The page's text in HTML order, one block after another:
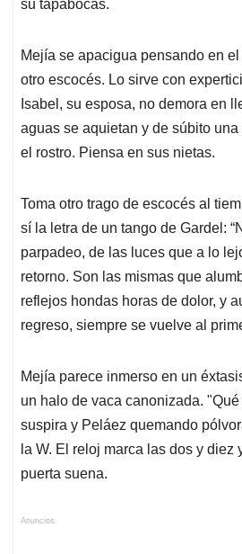
su tapabocas.
Mejía se apacigua pensando en
otro escocés. Lo sirve con
Isabel, su esposa, no demora en
aguas se aquietan y de súbito
el rostro. Piensa en sus nietas.
Toma otro trago de escocés al
sí la letra de un tango de Gardel:
parpadeo, de las luces que a lo
retorno. Son las mismas que
reflejos hondas horas de dolor, y
regreso, siempre se vuelve al
Mejía parece inmerso en un
un halo de vaca canonizada.
suspira y Peláez quemando
la W. El reloj marca las dos y diez
puerta suena.
Anuncios.